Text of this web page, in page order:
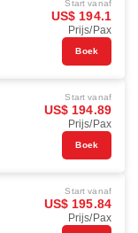
Start vanaf
US$ 194.1
Prijs/Pax
Boek
Start vanaf
US$ 194.89
Prijs/Pax
Boek
Start vanaf
US$ 195.84
Prijs/Pax